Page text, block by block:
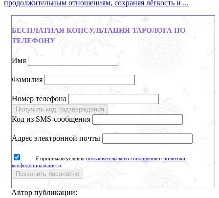
продолжительным отношениям, сохраняя лёгкость и ...
БЕСПЛАТНАЯ КОНСУЛЬТАЦИЯ ТАРОЛОГА ПО
ТЕЛЕФОНУ
Имя
Фамилия
Номер телефона
Получить код подтверждения
Код из SMS-сообщения
Адрес электронной почты
Я принимаю условия пользовательского соглашения и политики
конфиденциальности
Позвонить бесплатно
Автор публикации: